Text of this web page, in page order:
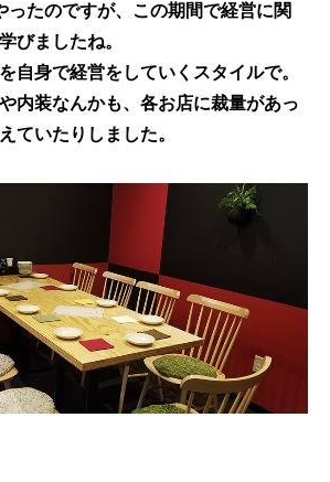
ったのですが、この期間で経営に関
びましたね。
自身で経営をしていくスタイルで。
内装なんかも、各お店に裁量があっ
ていたりしました。